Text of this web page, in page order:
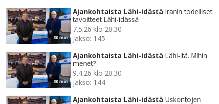
30 min
Ajankohtaista Lähi-idästä Iranin todelliset
tavoitteet Lähi-idässä
7.5.26 klo 20.30
Jakso: 145
30 min
Ajankohtaista Lähi-idästä Lähi-itä. Mihin
menet?
9.4.26 klo 20.30
Jakso: 144
Ajankohtaista Lähi-idästä Uskontojen